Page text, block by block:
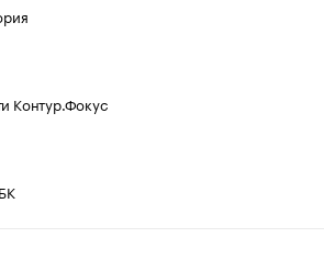
Контур.Фокус